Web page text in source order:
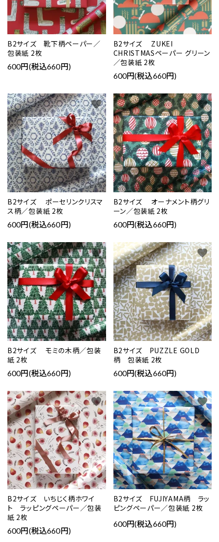
B2サイズ 靴下柄ペーパー／
包装紙 2枚
600円(税込660円)
B2サイズ ZUKEI
CHRISTMASペーパー グリーン
／包装紙 2枚
600円(税込660円)
B2サイズ ポーセリンクリスマ
ス柄／包装紙 2枚
600円(税込660円)
favorite
B2サイズ オーナメント柄グリ
ーン／包装紙 2枚
600円(税込660円)
favorite
B2サイズ モミの木柄／包装
紙 2枚
600円(税込660円)
favorite
B2サイズ PUZZLE GOLD
柄 包装紙 2枚
600円(税込660円)
favorite
B2サイズ いちじく柄ホワイ
ト ラッピングペーパー／包装
紙 2枚
600円(税込660円)
favorite
B2サイズ FUJIYAMA柄 ラッ
ピングペーパー／包装紙 2枚
600円(税込660円)
favorite